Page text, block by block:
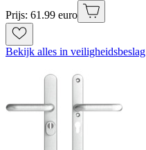
Prijs: 61.99 euro
Bekijk alles in veiligheidsbeslag